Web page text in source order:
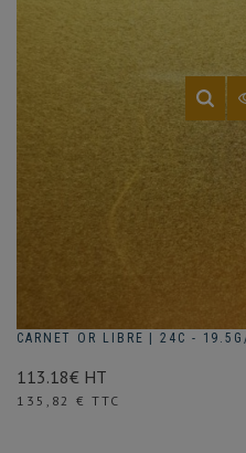
CARNET OR LIBRE | 24C -
113.18€ HT
Prix
135,82 € TTC